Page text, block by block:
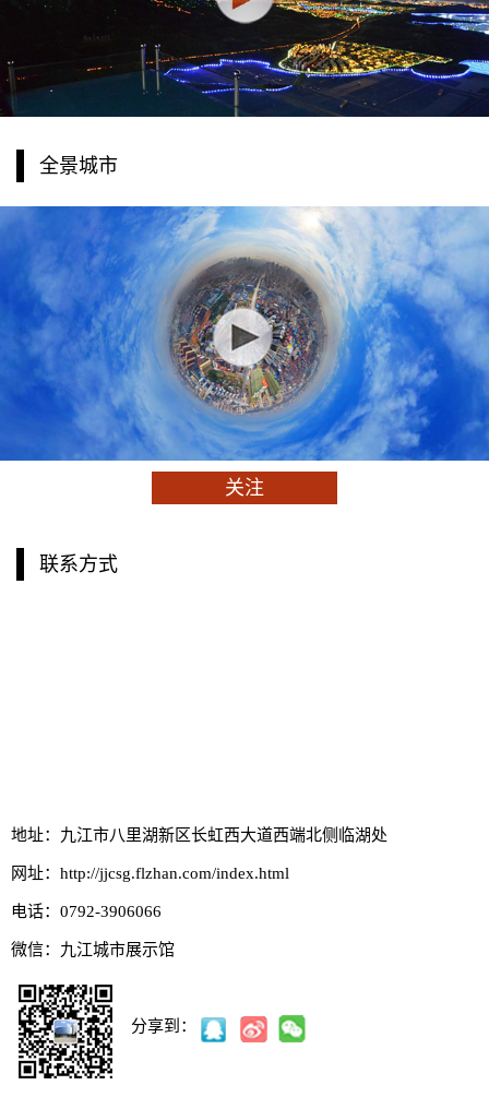
全景城市
关注
联系方式
地址：九江市八里湖新区长虹西大道西端北侧临湖处
网址：http://jjcsg.flzhan.com/index.html
电话：0792-3906066
微信： 九江城市展示馆
分享到：